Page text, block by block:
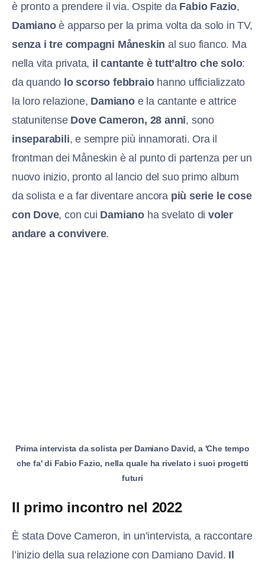
è pronto a prendere il via. Ospite da Fabio Fazio,
Damianoè apparso per la prima volta da solo in TV,
senza i tre compagni Måneskin al suo fianco. Ma
nella vita privata, il cantante è tutt’altro che solo:
da quando lo scorso febbraiohanno ufficializzato
la loro relazione, Damianoe la cantante e attrice
statunitense Dove Cameron, 28 anni, sono
inseparabili, e sempre più innamorati. Ora il
frontman dei Måneskin è al punto di partenza per un
nuovo inizio, pronto al lancio del suo primo album
da solista e a far diventare ancora più serie le cose
con Dove, con cui Damiano ha svelato divoler
andare a convivere.
Prima intervista da solista per Damiano David, a 'Che tempo
che fa' di Fabio Fazio, nella quale ha rivelato i suoi progetti
futuri
Il primo incontro nel 2022
È stata Dove Cameron, in un’intervista, a raccontare
l’inizio della sua relazione con Damiano David. Il